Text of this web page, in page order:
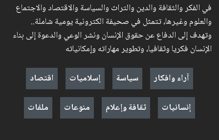
في الفكر والثقافة والدين والتراث والسياسة والاقتصاد والاجتماع
والعلوم وغيرها، تتمثل في صحيفة الكترونية يومية شاملة..
وتهدف إلى الدفاع عن حقوق الإنسان ونشر الوعي والدعوة إلى بناء
الإنسان فكريا وثقافيا، وتطوير مهاراته وإمكانياته
آراء وافكار
سياسة إسلاميات
اقتصاد
إنسانيات
ثقافة وإعلام منوعات ملفات